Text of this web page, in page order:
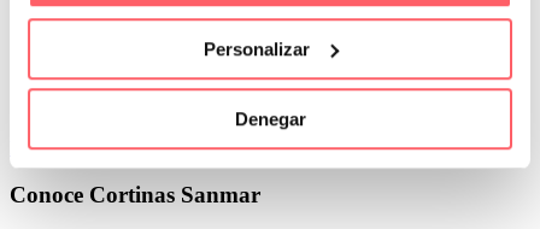
Personalizar
Denegar
Leer Más
Conoce Cortinas Sanmar